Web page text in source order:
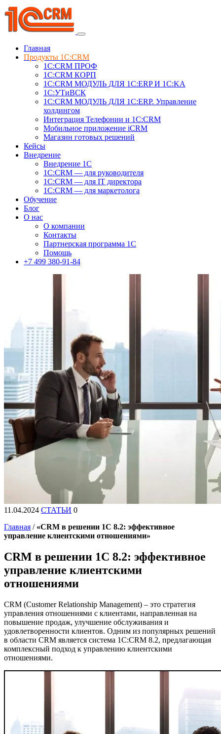
Главная
Продукты 1C:CRM
1С:CRM ПРОФ
1С:CRM КОРП
1С:CRM МОДУЛЬ ДЛЯ 1C:ERP И 1C:KA
1C:УТиВСК
1С:CRM МОДУЛЬ ДЛЯ 1C:ERP. Управление
холдингом
Интеграция Телефонии и 1C:CRM
Мобильное приложение iCRM
Магазин готовых решений
Кейсы
Внедрение
Внедрение 1C
1С:CRM — для руководителя
1С:CRM — для IT директора
1С:CRM — для маркетолога
Обучение
Блог
О нас
О компании
Контакты
Партнерская программа 1С
Помощь
+7 499 380-91-84
11.04.2024 СТАТЬИ 0
Главная / «CRM в решении 1С 8.2: эффективное
управление клиентскими отношениями»
CRM в решении 1С 8.2: эффективное
управление клиентскими
отношениями
CRM (Customer Relationship Management) – это стратегия
управления отношениями с клиентами, направленная на
повышение продаж, улучшение обслуживания и
удовлетворенности клиентов. Одним из популярных решений
в области CRM является система 1С:CRM 8.2, предлагающая
комплексный подход к управлению клиентскими
отношениями.